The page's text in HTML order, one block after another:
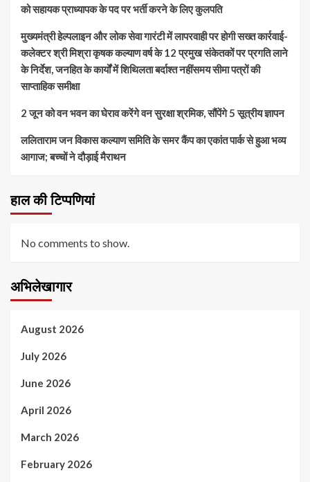
को सहायक प्राध्यापक के पद पर भर्ती करने के लिए कुलपति
मुख्यमंत्री हेल्पलाइन और लोक सेवा गारंटी में लापरवाही पर होगी सख्त कार्रवाई-
कलेक्टर श्री मिश्रा कृषक कल्याण वर्ष के 12 प्रमुख संकेतकों पर प्रगति लाने
के निर्देश, जनहित के कार्यों में शिथिलता बर्दाश्त नहींसमय सीमा पत्रों की
साप्ताहिक समीक्षा
​2 जून को वन भवन का घेराव करेंगे वन सुरक्षा श्रमिक, सौंपेंगे 5 सूत्रीय ज्ञापन
ललिताराम जन विकास कल्याण समिति के समर कैंप का एकांत पार्क से हुआ भव्य
आगाज; बच्चों ने दौड़ाई मैराथन
हाल की टिप्पणियां
No comments to show.
अभिलेखागार
August 2026
July 2026
June 2026
April 2026
March 2026
February 2026